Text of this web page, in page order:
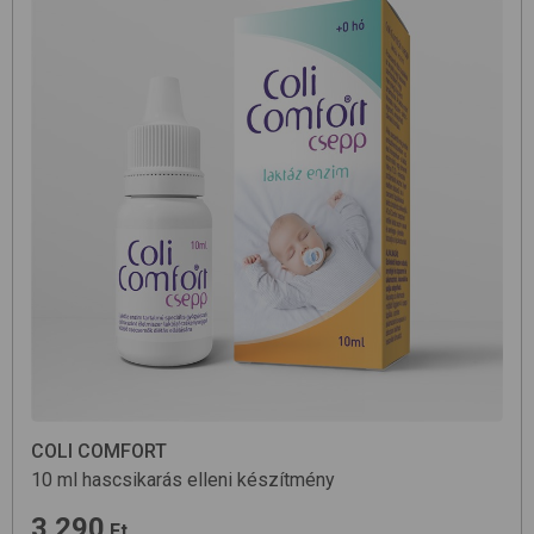
COLI COMFORT
10 ml hascsikarás elleni készítmény